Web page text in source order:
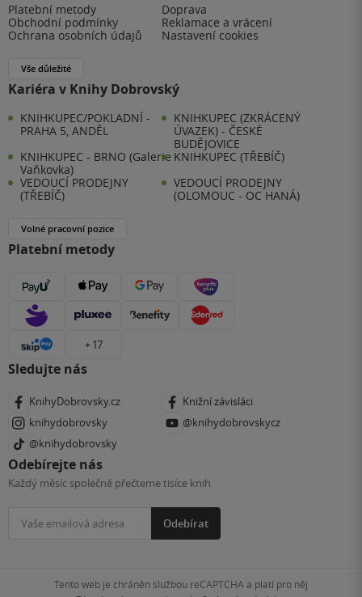
Platební metody
Doprava
Obchodní podmínky
Reklamace a vrácení
Ochrana osobních údajů
Nastavení cookies
Vše důležité
Kariéra v Knihy Dobrovský
KNIHKUPEC/POKLADNÍ -
PRAHA 5, ANDĚL
KNIHKUPEC (ZKRÁCENÝ
ÚVAZEK) - ČESKÉ
BUDĚJOVICE
KNIHKUPEC - BRNO (Galerie
Vaňkovka)
KNIHKUPEC (TŘEBÍČ)
VEDOUCÍ PRODEJNY
(TŘEBÍČ)
VEDOUCÍ PRODEJNY
(OLOMOUC - OC HANÁ)
Volné pracovní pozice
Platební metody
+ 17
Sledujte nás
KnihyDobrovsky.cz
Knižní závisláci
knihydobrovsky
@knihydobrovskycz
@knihydobrovsky
Odebírejte nás
Každý měsíc společně přečteme tisíce knih
Odebírat
Tento web je chráněn službou reCAPTCHA a platí pro něj